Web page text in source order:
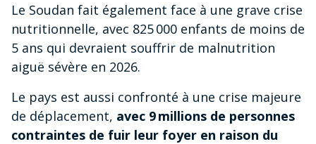
Le Soudan fait également face à une grave crise
nutritionnelle, avec 825 000 enfants de moins de
5 ans qui devraient souffrir de malnutrition
aiguë sévère en 2026.
Le pays est aussi confronté à une crise majeure
de déplacement, avec 9 millions de personnes
contraintes de fuir leur foyer en raison du